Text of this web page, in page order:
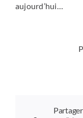
aujourd’hui…